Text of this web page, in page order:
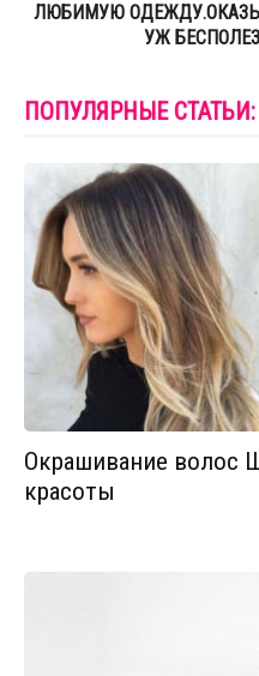
ЛЮБИМУЮ
УЖ
ПОПУЛЯРНЫЕ СТАТЬИ:
Окрашивание волос
красоты